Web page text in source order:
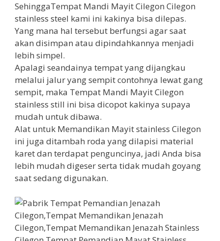
SehinggaTempat Mandi Mayit Cilegon Cilegon
stainless steel kami ini kakinya bisa dilepas.
Yang mana hal tersebut berfungsi agar saat
akan disimpan atau dipindahkannya menjadi
lebih simpel.
Apalagi seandainya tempat yang dijangkau
melalui jalur yang sempit contohnya lewat gang
sempit, maka Tempat Mandi Mayit Cilegon
stainless still ini bisa dicopot kakinya supaya
mudah untuk dibawa.
Alat untuk Memandikan Mayit stainless Cilegon
ini juga ditambah roda yang dilapisi material
karet dan terdapat penguncinya, jadi Anda bisa
lebih mudah digeser serta tidak mudah goyang
saat sedang digunakan.